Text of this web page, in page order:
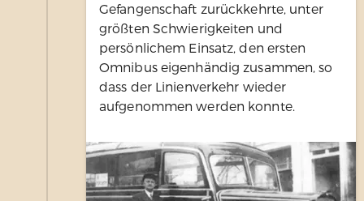
Gefangenschaft zurückkehrte, unter
größten Schwierigkeiten und
persönlichem Einsatz, den ersten
Omnibus eigenhändig zusammen, so
dass der Linienverkehr wieder
aufgenommen werden konnte.